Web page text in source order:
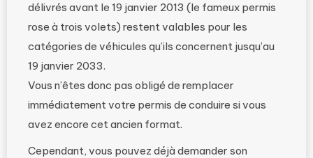
délivrés avant le 19 janvier 2013 (le fameux permis
rose à trois volets) restent valables pour les
catégories de véhicules qu’ils concernent jusqu’au
19 janvier 2033.
Vous n’êtes donc pas obligé de remplacer
immédiatement votre permis de conduire si vous
avez encore cet ancien format.
Cependant, vous pouvez déjà demander son